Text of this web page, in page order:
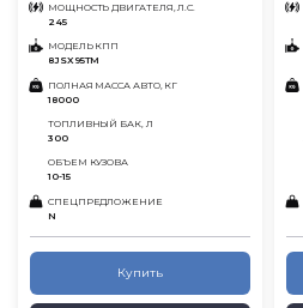
МОЩНОСТЬ ДВИГАТЕЛЯ, Л.С.
245
МОДЕЛЬ КПП
8JSX95TM
ПОЛНАЯ МАССА АВТО, КГ
18000
ТОПЛИВНЫЙ БАК, Л
300
ОБЪЕМ КУЗОВА
10-15
СПЕЦПРЕДЛОЖЕНИЕ
N
Купить